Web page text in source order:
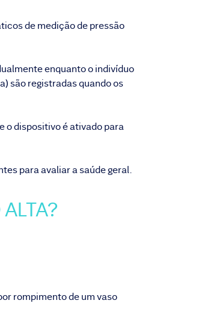
de medição de pressão
enquanto o indivíduo
são registradas quando os
o dispositivo é ativado para
para avaliar a saúde geral.
rompimento de um vaso